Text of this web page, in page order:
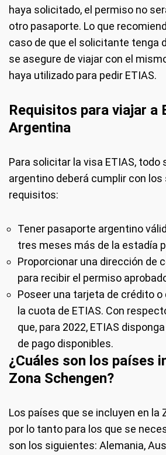
haya solicitado, el permiso no
otro pasaporte. Lo que
caso de que el solicitante tenga
se asegure de viajar con el
haya utilizado para pedir ETIAS.
Requisitos para viajar a
Argentina
Para solicitar la visa ETIAS, todo
argentino deberá cumplir con
requisitos:
Tener pasaporte argentino
tres meses más de la estadía
Proporcionar una dirección de
para recibir el permiso
Poseer una tarjeta de crédito
la cuota de ETIAS. Con
que, para 2022, ETIAS
de pago disponibles.
¿Cuáles son los países
Zona Schengen?
Los países que se incluyen en la
por lo tanto para los que se
son los siguientes: Alemania,